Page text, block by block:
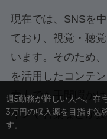
現在では、SNSを
ており、視覚・聴
います。そのため
を活用したコンテ
素人でも手間暇か
インや音楽などが投
週5勤務が難しい人へ。在
3万円の収入源を目指す勉
す。